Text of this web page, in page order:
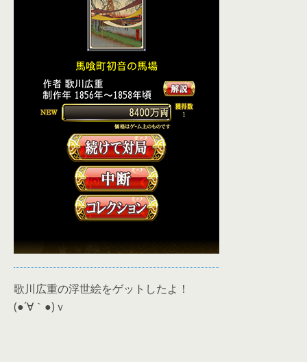
歌川広重の浮世絵をゲットしたよ！
(●´∀｀●)ｖ